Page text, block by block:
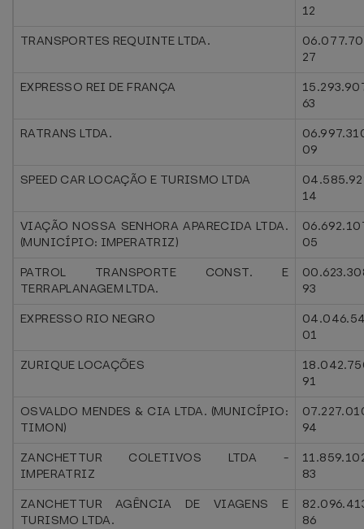
12
TRANSPORTES REQUINTE LTDA.
27
EXPRESSO REI DE FRANÇA
63
RATRANS LTDA.
09
SPEED CAR LOCAÇÃO E TURISMO LTDA
14
VIAÇÃO NOSSA SENHORA APARECIDA LTDA.
(MUNICÍPIO: IMPERATRIZ)
05
PATROL TRANSPORTE CONST. E
TERRAPLANAGEM LTDA.
93
EXPRESSO RIO NEGRO
01
ZURIQUE LOCAÇÕES
91
OSVALDO MENDES & CIA LTDA. (MUNICÍPIO:
TIMON)
94
ZANCHETTUR COLETIVOS LTDA -
IMPERATRIZ
83
ZANCHETTUR AGÊNCIA DE VIAGENS E
TURISMO LTDA.
86